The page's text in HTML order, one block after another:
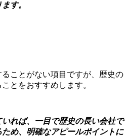
す。
ことがない項目ですが、歴史の
とをおすすめします。
れば、一目で歴史の長い会社で
め、明確なアピールポイントに